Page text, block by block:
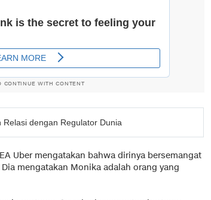
CONTINUE WITH CONTENT
dengan Regulator Dunia
Uber mengatakan bahwa dirinya bersemangat
mengatakan Monika adalah orang yang